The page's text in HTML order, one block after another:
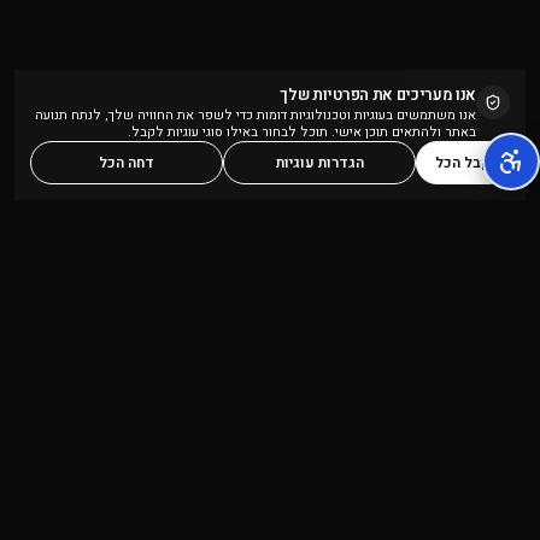
אנו מעריכים את הפרטיות שלך
אנו משתמשים בעוגיות וטכנולוגיות דומות כדי לשפר את החוויה שלך, לנתח תנועה
באתר ולהתאים תוכן אישי. תוכל לבחור באילו סוגי עוגיות לקבל.
קבל הכל הגדרות עוגיות דחה הכל